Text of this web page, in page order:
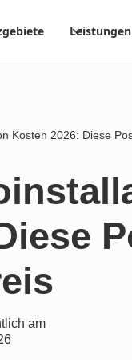
Leistungen
Kosten 2026: Diese
am